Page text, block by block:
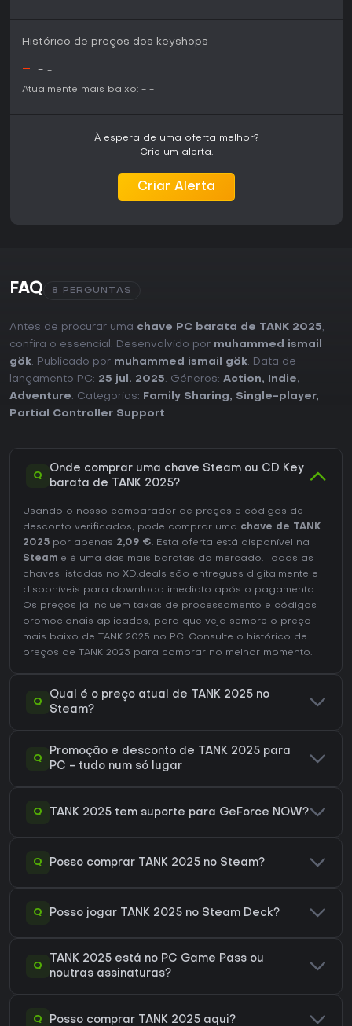
Histórico de preços dos keyshops
- - -
Atualmente mais baixo: - -
À espera de uma oferta melhor?
Crie um alerta.
Criar Alerta
FAQ 8 PERGUNTAS
Antes de procurar uma chave PC barata de TANK 2025,
confira o essencial. Desenvolvido por muhammed ismail
gök. Publicado por muhammed ismail gök. Data de
lançamento PC: 25 jul. 2025. Géneros: Action, Indie,
Adventure. Categorias: Family Sharing, Single-player,
Partial Controller Support.
Q
Onde comprar uma chave Steam ou CD Key
barata de TANK 2025?
Usando o nosso comparador de preços e códigos de
desconto verificados, pode comprar uma chave de TANK
2025 por apenas 2,09 €. Esta oferta está disponível na
Steam e é uma das mais baratas do mercado. Todas as
chaves listadas no XD.deals são entregues digitalmente e
disponíveis para download imediato após o pagamento.
Os preços já incluem taxas de processamento e códigos
promocionais aplicados, para que veja sempre o preço
mais baixo de TANK 2025 no PC. Consulte o histórico de
preços de TANK 2025 para comprar no melhor momento.
Q
Qual é o preço atual de TANK 2025 no
Steam?
Q
Promoção e desconto de TANK 2025 para
PC - tudo num só lugar
Q TANK 2025 tem suporte para GeForce NOW?
Q Posso comprar TANK 2025 no Steam?
Q Posso jogar TANK 2025 no Steam Deck?
Q
TANK 2025 está no PC Game Pass ou
noutras assinaturas?
Q Posso comprar TANK 2025 aqui?